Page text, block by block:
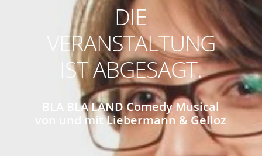
DIE
VERANSTALTUNG
IST ABGESAGT.
BLA BLA LAND Comedy Musical
von und mit Liebermann & Gelloz